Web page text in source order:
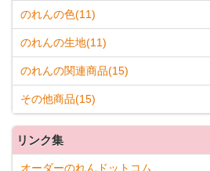
のれんの色(11)
のれんの生地(11)
のれんの関連商品(15)
その他商品(15)
リンク集
オーダーのれんドットコム